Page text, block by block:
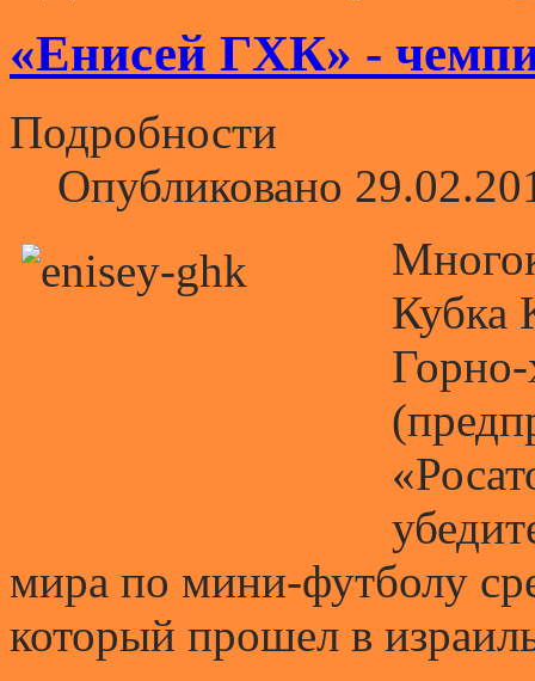
«Енисей ГХК» -
Подробности
Опубликовано
Кубка
мира по мини-футболу
который прошел в